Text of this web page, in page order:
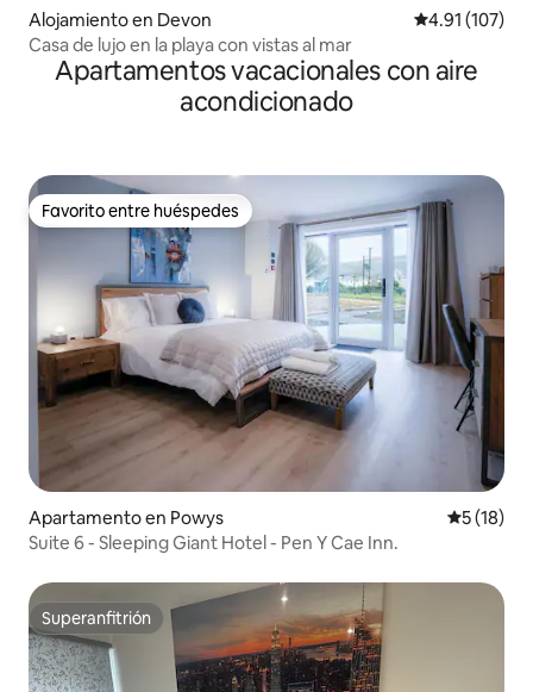
Alojamiento en Devon Calificación
4.91 (107)
Casa de lujo en la playa con vistas al mar
Apartamentos vacacionales con aire
acondicionado
Favorito entre huéspedes
Favorito entre huéspedes
Apartamento en Powys
5 (18)
Suite 6 - Sleeping Giant Hotel - Pen Y Cae Inn.
Superanfitrión
Superanfitrión